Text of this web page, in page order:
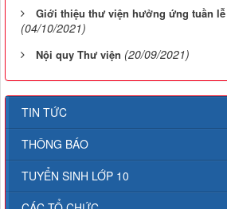
Giới thiệu thư viện hưởng ứng tuần lễ
(04/10/2021)
Nội quy Thư viện (20/09/2021)
TIN TỨC
THÔNG BÁO
TUYỂN SINH LỚP 10